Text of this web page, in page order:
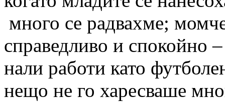
много се радвахме;
справедливо и спокойно –
нали работи като
нещо не го харесваше